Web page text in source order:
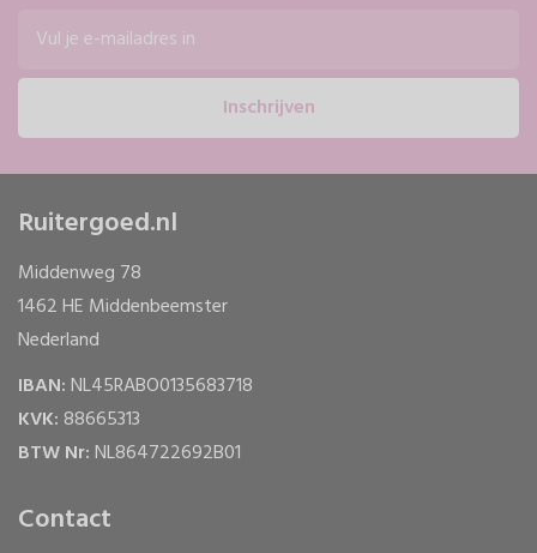
Inschrijven
Ruitergoed.nl
Middenweg 78
1462 HE Middenbeemster
Nederland
IBAN:NL45RABO0135683718
KVK: 88665313
BTW Nr:NL864722692B01
Contact